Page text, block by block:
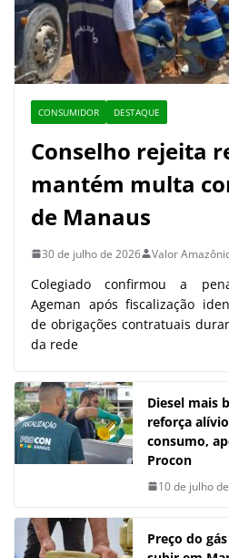
CONSUMIDOR DESTAQUE
Conselho rejeita
mantém multa
de Manaus
30 de julho de 2026 Valor
Colegiado confirmou a
Ageman após fiscalização
de obrigações contratuais
da rede
Diesel mais
reforça
consumo,
Procon
10 de julho
Preço do